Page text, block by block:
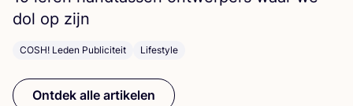
dol op zijn
COSH! Leden Publiciteit Lifestyle
Ontdek alle artikelen